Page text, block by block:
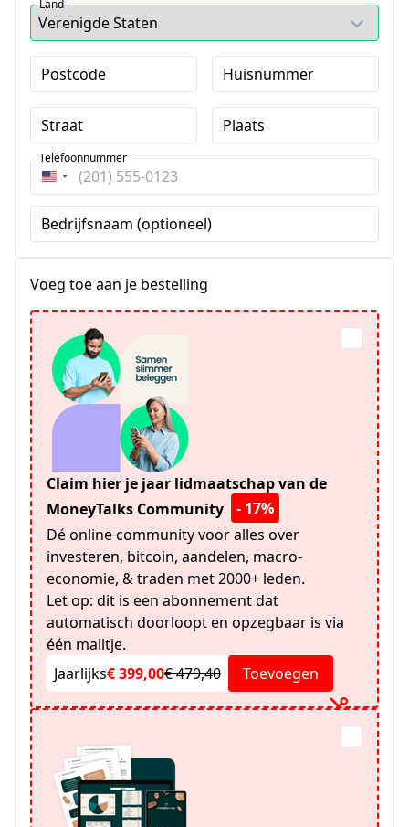
Land
Postcode Huisnummer
Straat Plaats
Verenigde
Staten
+1
Telefoonnummer
Bedrijfsnaam (optioneel)
Voeg toe aan je bestelling
Claim hier je jaar lidmaatschap van de
MoneyTalks Community
- 17%
Dé online community voor alles over
investeren, bitcoin, aandelen, macro-
economie, & traden met 2000+ leden.
Let op: dit is een abonnement dat
automatisch doorloopt en opzegbaar is via
één mailtje.
Jaarlijks€ 399,00€ 479,40 Toevoegen